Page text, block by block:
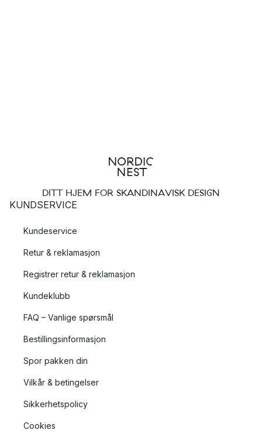
DITT HJEM FOR SKANDINAVISK DESIGN
KUNDSERVICE
Kundeservice
Retur & reklamasjon
Registrer retur & reklamasjon
Kundeklubb
FAQ – Vanlige spørsmål
Bestillingsinformasjon
Spor pakken din
Vilkår & betingelser
Sikkerhetspolicy
Cookies